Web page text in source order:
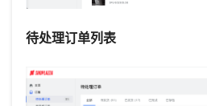
待处理订单列表